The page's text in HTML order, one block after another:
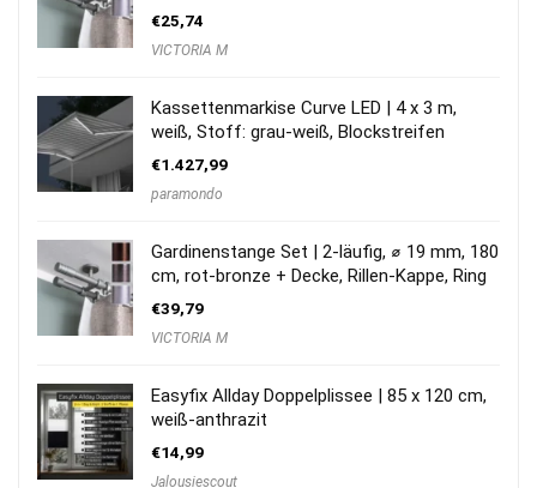
€25,74
VICTORIA M
Kassettenmarkise Curve LED | 4 x 3 m,
weiß, Stoff: grau-weiß, Blockstreifen
€1.427,99
paramondo
Gardinenstange Set | 2-läufig, ⌀ 19 mm, 180
cm, rot-bronze + Decke, Rillen-Kappe, Ring
€39,79
VICTORIA M
Easyfix Allday Doppelplissee | 85 x 120 cm,
weiß-anthrazit
€14,99
Jalousiescout